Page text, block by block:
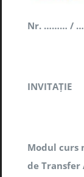
Nr. ……… /
INVITAȚIE
Modul curs
de Transfer